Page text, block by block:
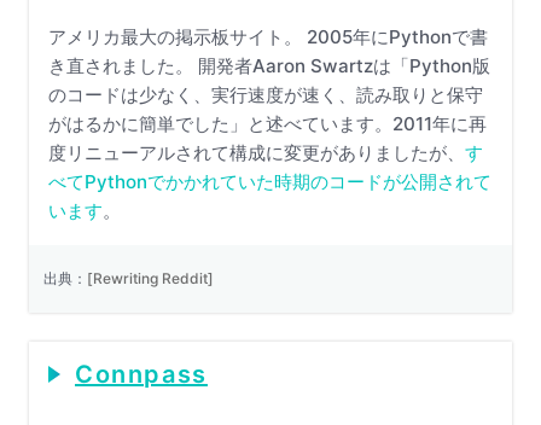
アメリカ最大の掲示板サイト。 2005年にPythonで書
き直されました。 開発者Aaron Swartzは「Python版
のコードは少なく、実行速度が速く、読み取りと保守
がはるかに簡単でした」と述べています。2011年に再
度リニューアルされて構成に変更がありましたが、 す
べてPythonでかかれていた時期のコードが公開されて
います。
出典： [Rewriting Reddit]
Connpass